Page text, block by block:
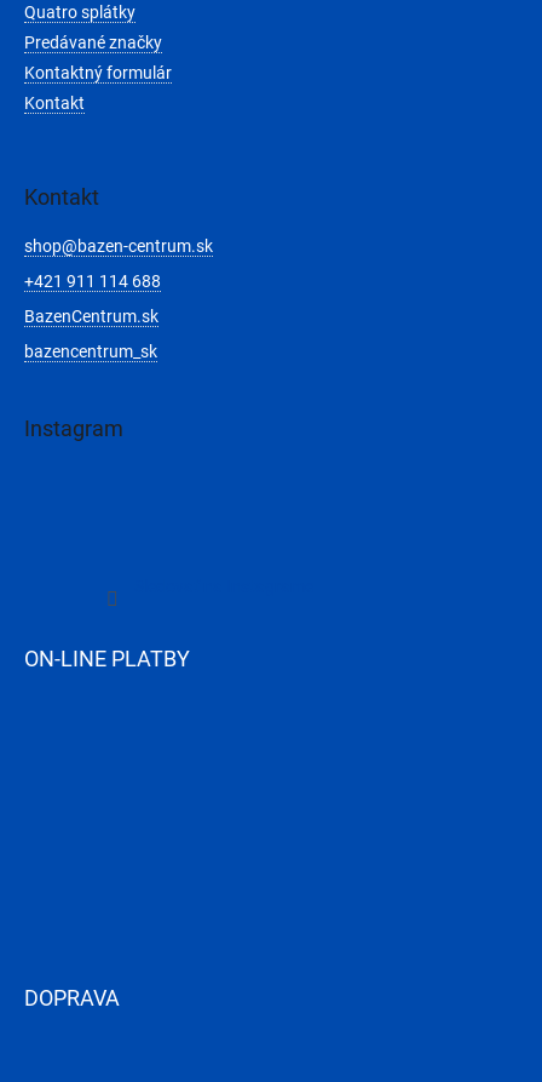
Quatro splátky
Predávané značky
Kontaktný formulár
Kontakt
Kontakt
shop@bazen-centrum.sk
+421 911 114 688
BazenCentrum.sk
bazencentrum_sk
Instagram
ON-LINE PLATBY
DOPRAVA